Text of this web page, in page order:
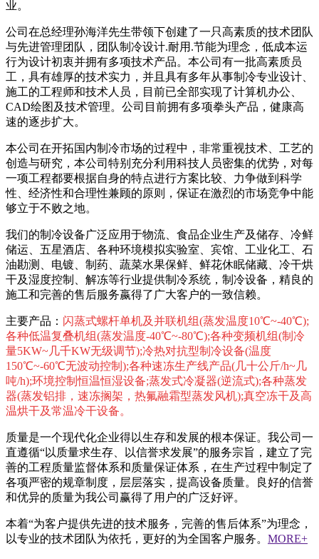
业。
公司在总经理孙海洋先生带领下创建了一只高素质的技术团队
与先进管理团队，团队制冷设计.耐用.节能为理念，低成本运
行为设计初衷并拥有多项技术产品。本公司有一批高素质员
工，具有雄厚的技术实力，并且具有多年从事制冷专业设计、
施工的工程师和技术人员，目前已全部实现了计算机办公、
CAD绘图及技术管理。公司目前拥有多项拳头产品，健康高
速的逐步扩大。
本公司在开拓国内制冷市场的过程中，非常重视技术、工艺的
创造与研究，本公司特别充分利用科技人员密集的优势，对每
一项工程都要根据自身的特点进行方案比较、力争做到科学
性、经济性和合理性兼顾的原则，保证在激烈的市场竞争中能
够立于不败之地。
我们的制冷设备广泛应用于物流、食品企业生产及储存、冷鲜
储运、五星酒店、各种环境模拟实验室、宾馆、工业化工、石
油勘测、电镀、制药、蔬菜水果保鲜、鲜花休眠储藏、冷干烘
干及湿度控制、解冻等行业提供制冷系统，制冷设备，精良的
施工和完善的售后服务嬴得了广大客户的一致信赖。
主要产品： 闪蒸式螺杆单机及并联机组(蒸发温度10℃~-40℃);
各种低温复叠机组(蒸发温度-40℃~-80℃);各种变频机组(制冷
量5KW~几千KW无级调节);冷热对抗型制冷设备(温度
150℃~-60℃无波动控制);各种速冻生产线产品(几十公斤/h~几
吨/h);环境控制恒温恒湿设备;蒸发式冷凝器(逆流式);各种蒸发
器(蒸发铝排，速冻搁架，热氟融霜型蒸发风机);真空冻干及高
温烘干及常温冷干设备。
质量是一个现代化企业得以生存和发展的根本保证。我公司一
直遵循“以质量求生存、以信誉求发展”的服务宗旨，建立了完
善的工程质量监督体系和质量保证体系，在生产过程中制定了
各项严密的规章制度，层层落实，提高设备质量。良好的信誉
和优异的质量为我公司赢得了用户的广泛好评。
本着“为客户提供先进的技术服务，完善的售后体系”为理念，
以专业的技术团队为依托，更好的为全国客户服务。 MORE+